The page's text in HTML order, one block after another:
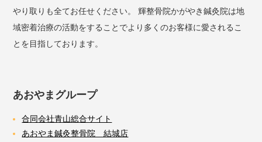
やり取りも全てお任せください。 輝整骨院かがやき鍼灸院は地
域密着治療の活動をすることでより多くのお客様に愛されるこ
とを目指しております。
あおやまグループ
合同会社青山総合サイト
あおやま鍼灸整骨院 結城店